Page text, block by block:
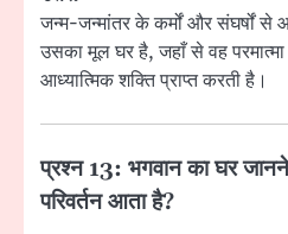
जन्म-जन्मांतर के कर्मों और संघर्षों से
उसका मूल घर है, जहाँ से वह परमात्मा
आध्यात्मिक शक्ति प्राप्त करती है।
प्रश्न 13: भगवान का घर
परिवर्तन आता है?